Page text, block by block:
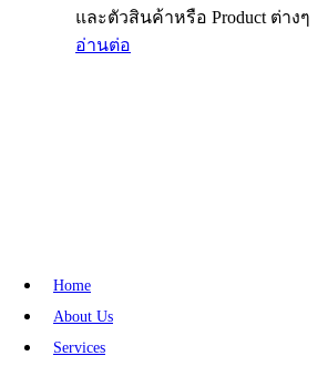
และตัวสินค้าหรือ Product ต่างๆ
อ่านต่อ
Home
About Us
Services